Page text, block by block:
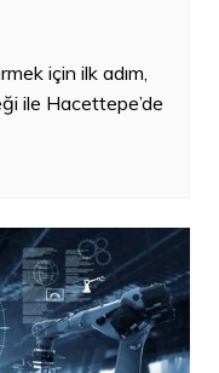
için ilk adım,
ile Hacettepe’de